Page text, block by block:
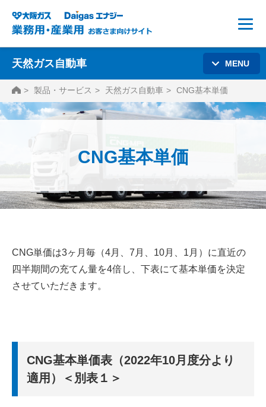
天然ガス自動車 MENU
HOME製品・サービス 天然ガス自動車 CNG基本単価
CNG基本単価
CNG単価は3ヶ月毎（4月、7月、10月、1月）に直近の
四半期間の充てん量を4倍し、下表にて基本単価を決定
させていただきます。
CNG基本単価表（2022年10月度分より
適用）＜別表１＞